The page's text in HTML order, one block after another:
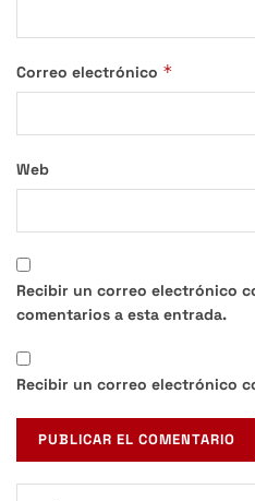
Correo electrónico *
Web
Recibir un correo electrónico
comentarios a esta entrada.
Recibir un correo electrónico